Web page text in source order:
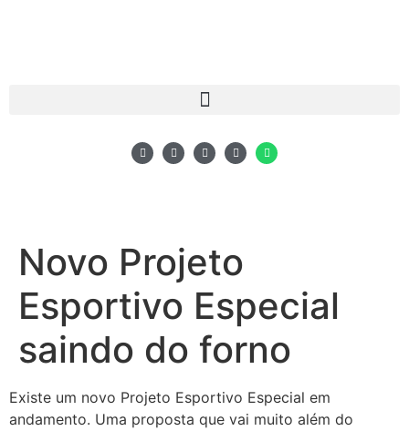
Novo Projeto
Esportivo Especial
saindo do forno
Existe um novo Projeto Esportivo Especial em
andamento. Uma proposta que vai muito além do